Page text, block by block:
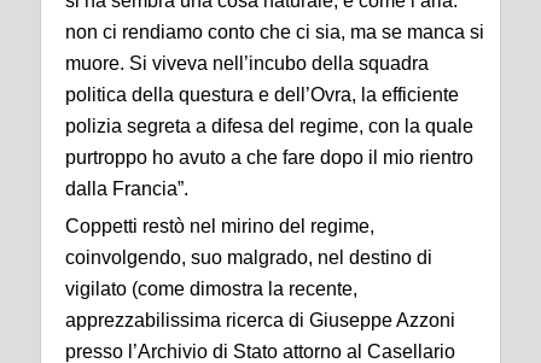
non ci rendiamo conto che ci sia, ma se manca si
muore. Si viveva nell’incubo della squadra
politica della questura e dell’Ovra, la efficiente
polizia segreta a difesa del regime, con la quale
purtroppo ho avuto a che fare dopo il mio rientro
dalla Francia”.
Coppetti restò nel mirino del regime,
coinvolgendo, suo malgrado, nel destino di
vigilato (come dimostra la recente,
apprezzabilissima ricerca di Giuseppe Azzoni
presso l’Archivio di Stato attorno al Casellario